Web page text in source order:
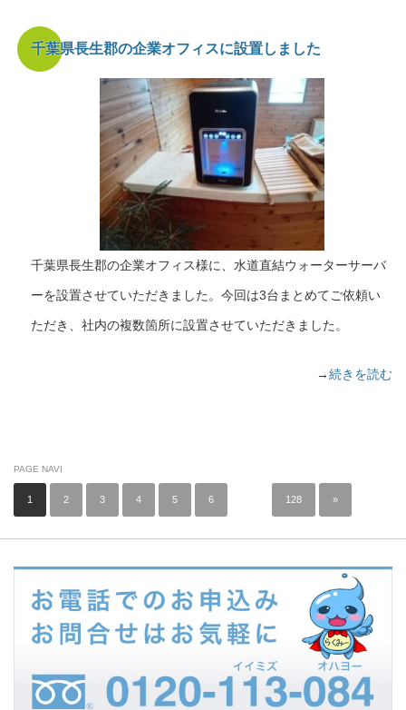
千葉県長生郡の企業オフィスに設置しました
千葉県長生郡の企業オフィス様に、水道直結ウォーターサーバ
ーを設置させていただきました。今回は3台まとめてご依頼い
ただき、社内の複数箇所に設置させていただきました。
→続きを読む
PAGE NAVI
1 2 3 4 5 6 128 »